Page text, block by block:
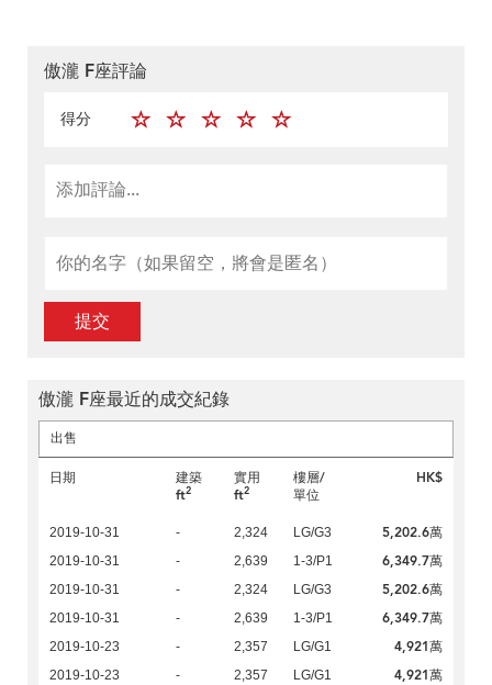
傲瀧 F座評論
得分
提交
傲瀧 F座最近的成交紀錄
出售
日期
建築
ft2
實用
ft2
樓層/
單位
HK$
2019-10-31 - 2,324 LG/G3 5,202.6萬
2019-10-31 - 2,639 1-3/P1 6,349.7萬
2019-10-31 - 2,324 LG/G3 5,202.6萬
2019-10-31 - 2,639 1-3/P1 6,349.7萬
2019-10-23 - 2,357 LG/G1 4,921萬
2019-10-23 - 2,357 LG/G1 4,921萬